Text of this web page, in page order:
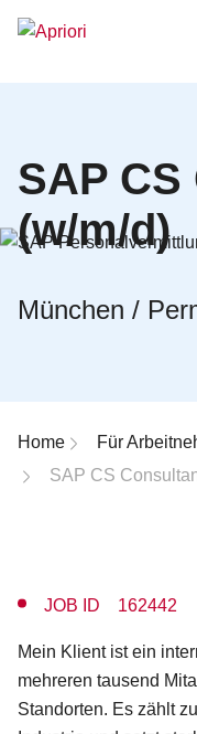
SAP
(w/m/d)
München /
Breadcrumb-Navigation
Home
Für
SAP CS
JOB ID 162442
Mein Klient ist ein
mehreren tausend
Standorten. Es zählt